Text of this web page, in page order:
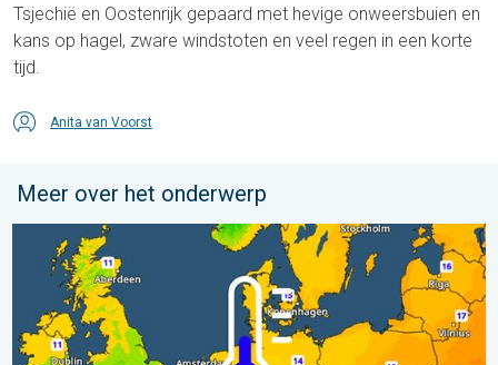
Tsjechië en Oostenrijk gepaard met hevige onweersbuien en
kans op hagel, zware windstoten en veel regen in een korte
tijd.
Anita van Voorst
Meer over het onderwerp
Er komen koelere nachten aan. West- en Midden-Europa. . .